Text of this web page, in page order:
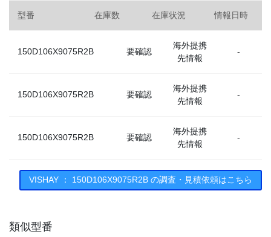
型番 在庫数 在庫状況 情報日時
150D106X9075R2B 要確認
海外提携
先情報
-
150D106X9075R2B 要確認
海外提携
先情報
-
150D106X9075R2B 要確認
海外提携
先情報
-
150D106X9075R2B 要確認
海外提携
先情報
-
VISHAY ： 150D106X9075R2B の調査・見積依頼はこちら
類似型番